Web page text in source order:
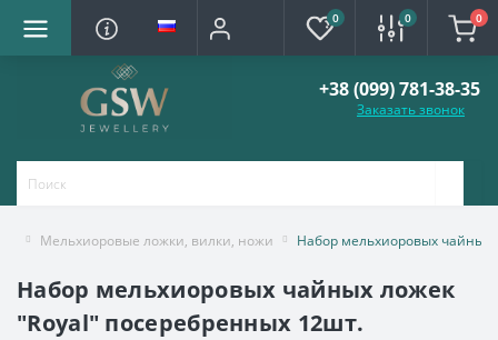
0 0 0
+38 (099) 781-38-35
Заказать звонок
Мельхиоровые ложки, вилки, ножи Набор мельхиоровых чайных
Набор мельхиоровых чайных ложек
"Royal" посеребренных 12шт.